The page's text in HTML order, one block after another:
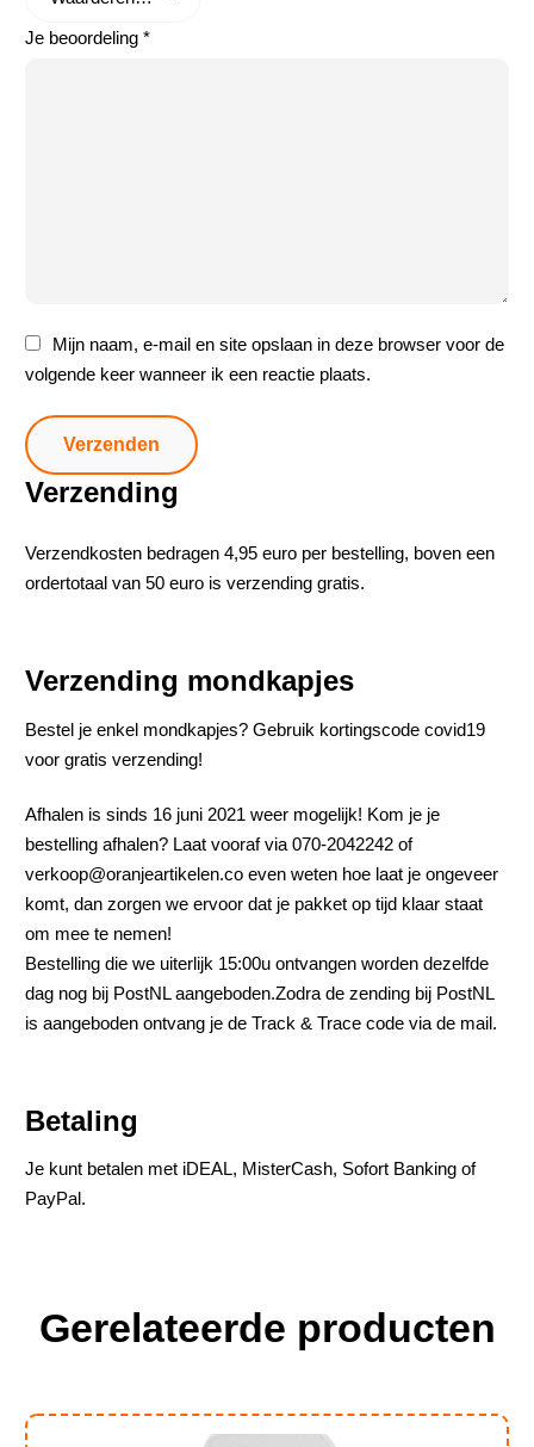
Je beoordeling*
Mijn naam, e-mail en site opslaan in deze browser voor de
volgende keer wanneer ik een reactie plaats.
Verzending
Verzendkosten bedragen 4,95 euro per bestelling, boven een
ordertotaal van 50 euro is verzending gratis.
Verzending mondkapjes
Bestel je enkel mondkapjes? Gebruik kortingscode covid19
voor gratis verzending!
Afhalen is sinds 16 juni 2021 weer mogelijk! Kom je je
bestelling afhalen? Laat vooraf via 070-2042242 of
verkoop@oranjeartikelen.co even weten hoe laat je ongeveer
komt, dan zorgen we ervoor dat je pakket op tijd klaar staat
om mee te nemen!
Bestelling die we uiterlijk 15:00u ontvangen worden dezelfde
dag nog bij PostNL aangeboden.Zodra de zending bij PostNL
is aangeboden ontvang je de Track & Trace code via de mail.
Betaling
Je kunt betalen met iDEAL, MisterCash, Sofort Banking of
PayPal.
Gerelateerde producten